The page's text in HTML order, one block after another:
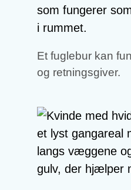
Et fuglebur kan
og retningsgiver.